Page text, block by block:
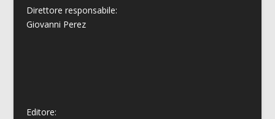
Direttore responsabile:
Giovanni Perez
Editore: